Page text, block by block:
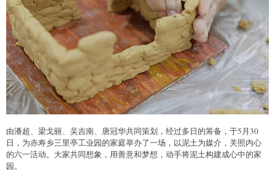
由潘超、梁戈丽、吴吉南、唐冠华共同策划，经过多日的筹备，于5月30
日，为赤寿乡三里亭工业园的家庭举办了一场，以泥土为媒介，关照内心
的六一活动。大家共同想象，用善意和梦想，动手将泥土构建成心中的家
园。